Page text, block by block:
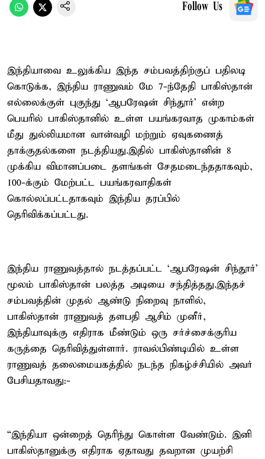
Follow Us
இந்தியாவை உலுக்கிய இந்த சம்பவத்திற்குப் பதிலடி
கொடுக்க, இந்திய ராணுவம் மே 7-ந்தேதி பாகிஸ்தான்
எல்லைக்குள் புகுந்து ‘ஆபரேஷன் சிந்தூர்’ என்ற
பெயரில் பாகிஸ்தானில் உள்ள பயங்கரவாத முகாம்கள்
மீது துல்லியமான வான்வழி மற்றும் ஏவுகணைத்
தாக்குதல்களை நடத்தியது.இதில் பாகிஸ்தானின் 8
முக்கிய விமானப்படை தளங்கள் சேதமடைந்ததாகவும்,
100-க்கும் மேற்பட்ட பயங்கரவாதிகள்
கொல்லப்பட்டதாகவும் இந்திய தரப்பில்
தெரிவிக்கப்பட்டது.
இந்திய ராணுவத்தால் நடத்தப்பட்ட ‘ஆபரேஷன் சிந்தூர்’
மூலம் பாகிஸ்தான் பலத்த அடியை சந்தித்தது.இந்தச்
சம்பவத்தின் முதல் ஆண்டு நிறைவு நாளில்,
பாகிஸ்தான் ராணுவத் தளபதி ஆசிம் முனீர்,
இந்தியாவுக்கு எதிராக மீண்டும் ஒரு சர்ச்சைக்குரிய
கருத்தை தெரிவித்துள்ளார். ராவல்பிண்டியில் உள்ள
ராணுவத் தலைமையகத்தில் நடந்த நிகழ்ச்சியில் அவர்
பேசியதாவது:-
“இந்தியா ஒன்றைத் தெரிந்து கொள்ள வேண்டும். இனி
பாகிஸ்தானுக்கு எதிராக ஏதாவது தவறான முயற்சி